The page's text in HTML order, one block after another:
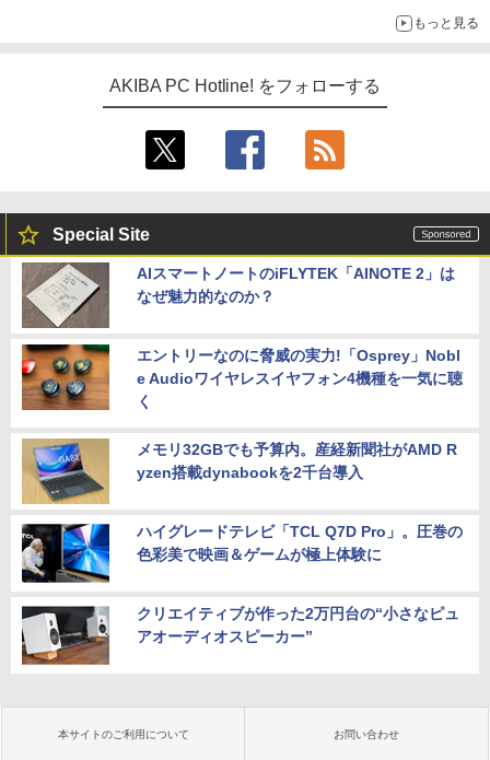
もっと見る
AKIBA PC Hotline! をフォローする
Special Site
AIスマートノートのiFLYTEK「AINOTE 2」は
なぜ魅力的なのか？
エントリーなのに脅威の実力!「Osprey」Nobl
e Audioワイヤレスイヤフォン4機種を一気に聴
く
メモリ32GBでも予算内。産経新聞社がAMD R
yzen搭載dynabookを2千台導入
ハイグレードテレビ「TCL Q7D Pro」。圧巻の
色彩美で映画＆ゲームが極上体験に
クリエイティブが作った2万円台の“小さなピュ
アオーディオスピーカー”
本サイトのご利用について お問い合わせ